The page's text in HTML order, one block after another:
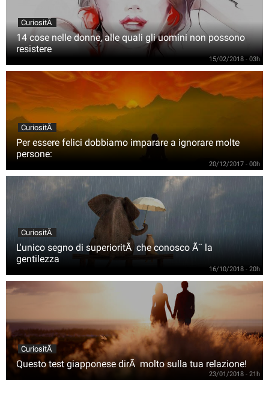
CuriositÃ
14 cose nelle donne, alle quali gli uomini non possono
resistere
15/02/2018 - 03h
CuriositÃ
Per essere felici dobbiamo imparare a ignorare molte
persone:
20/12/2017 - 00h
CuriositÃ
L'unico segno di superioritÃ che conosco Ã¨ la
gentilezza
16/10/2018 - 20h
CuriositÃ
Questo test giapponese dirÃ molto sulla tua relazione!
23/01/2018 - 21h